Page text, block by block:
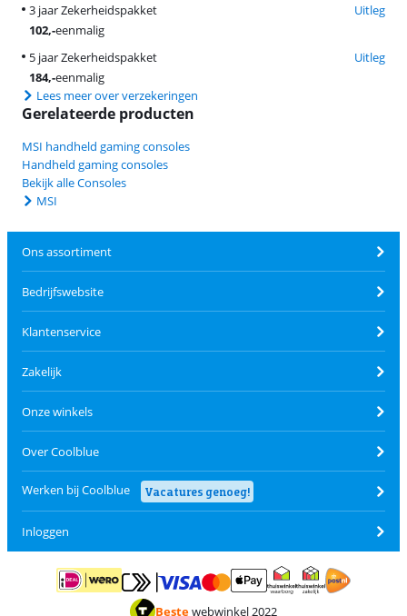
3 jaar Zekerheidspakket
Uitleg
102,-eenmalig
5 jaar Zekerheidspakket
Uitleg
184,-eenmalig
Lees meer over verzekeringen
Gerelateerde producten
MSI handheld gaming consoles
Handheld gaming consoles
Bekijk alle Consoles
MSI
Ons assortiment
Bedrijfswebsite
Klantenservice
Zakelijk
Onze winkels
Over Coolblue
Werken bij Coolblue Vacatures genoeg!
Inloggen
Betalen met iDEAL | WeroBetalen met MasterCard en Visa via ClickToPay
Betalen met ApplePay
Thuiswinkel waarborg
Bestewebwinkel 2022